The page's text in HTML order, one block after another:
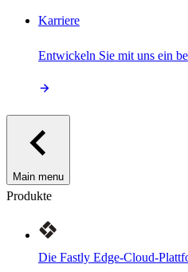
Karriere
Entwickeln Sie mit uns ein
Main menu
Produkte
Die Fastly Edge-Cloud-